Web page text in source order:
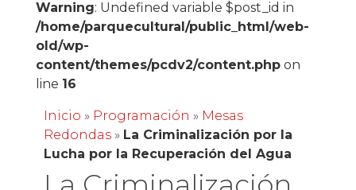
Warning: Undefined variable $post_id in
/home/parquecultural/public_html/web-
old/wp-
content/themes/pcdv2/content.phpon
line 16
Inicio » Programación » Mesas
Redondas» La Criminalización por la
Lucha por la Recuperación del Agua